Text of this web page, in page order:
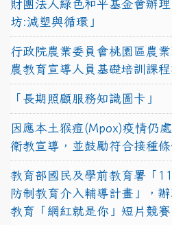
財團法人綠色和平基金會辦
坊:減塑與循環」
行政院農業委員會桃園區農
農教育宣導人員基礎培訓課程
「長期照顧服務知識圖卡」
因應本土猴痘(Mpox)疫情仍
衛教宣導，並鼓勵符合接種
教育部國民及學前教育署「
防制教育介入輔導計畫」，
教育「網紅就是你」短片競